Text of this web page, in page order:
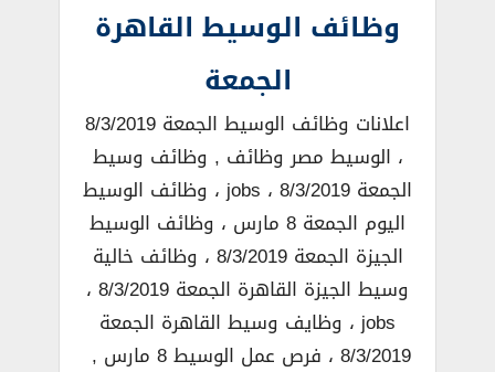
وظائف الوسيط القاهرة
الجمعة
اعلانات وظائف الوسيط الجمعة 8/3/2019
، الوسيط مصر وظائف , وظائف وسيط
الجمعة 8/3/2019 ، jobs ، وظائف الوسيط
اليوم الجمعة 8 مارس ، وظائف الوسيط
الجيزة الجمعة 8/3/2019 ، وظائف خالية
وسيط الجيزة القاهرة الجمعة 8/3/2019 ،
jobs ، وظايف وسيط القاهرة الجمعة
8/3/2019 ، فرص عمل الوسيط 8 مارس ,